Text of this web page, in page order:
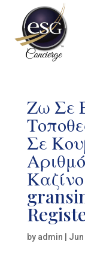
Ζω Σε
Σε
by admin Jun